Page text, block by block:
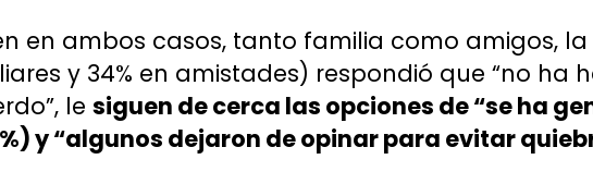
en ambos casos, tanto familia como amigos, la
y 34% en amistades) respondió que “no ha
le siguen de cerca las opciones de “se ha
y “algunos dejaron de opinar para evitar